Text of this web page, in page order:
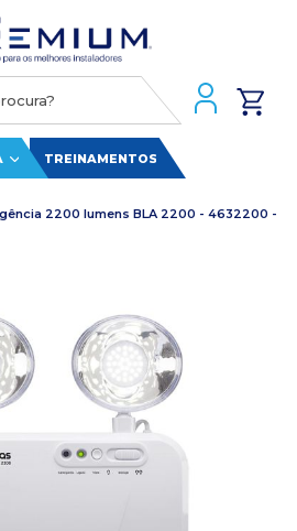
TREINAMENTOS
2200 lumens BLA 2200 - 4632200 -